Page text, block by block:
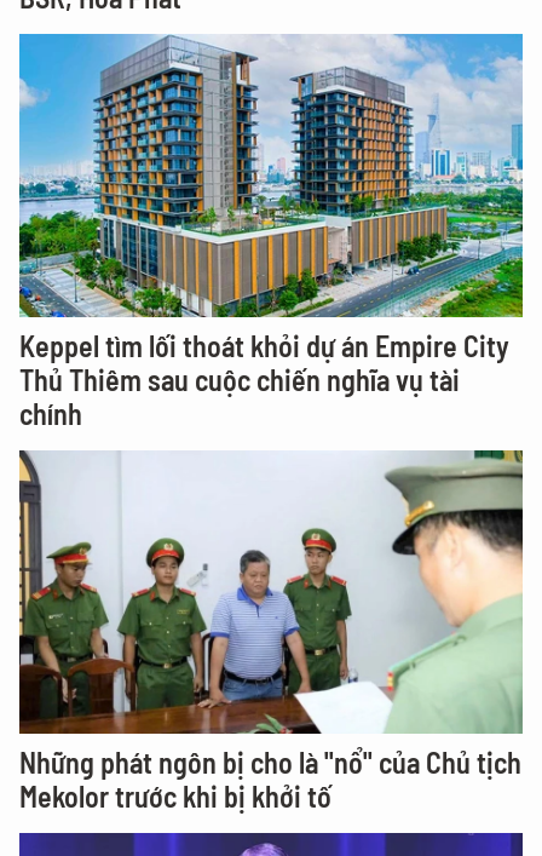
Keppel tìm lối thoát khỏi dự án Empire City
Thủ Thiêm sau cuộc chiến nghĩa vụ tài
chính
Những phát ngôn bị cho là "nổ" của Chủ tịch
Mekolor trước khi bị khởi tố